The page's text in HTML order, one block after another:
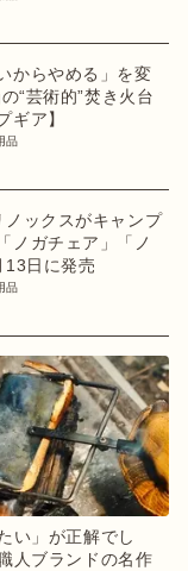
からやめる」を変
“芸術的”焚き火台
ギア】
品
ノックスがキャンプ
ノガチェア」「ノ
13日に発売
品
い」が正解でし
人ブランドの名作